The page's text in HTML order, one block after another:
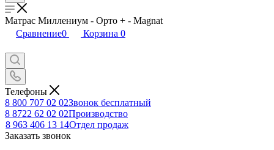
Матрас Миллениум - Орто + - Magnat
Сравнение0 Корзина 0
Телефоны
8 800 707 02 02Звонок бесплатный
8 8722 62 02 02Производство
8 963 406 13 14Отдел продаж
Заказать звонок